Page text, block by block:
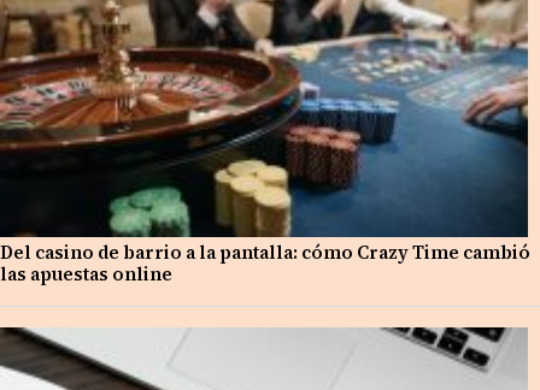
Del casino de barrio a la pantalla: cómo Crazy Time cambió
las apuestas online